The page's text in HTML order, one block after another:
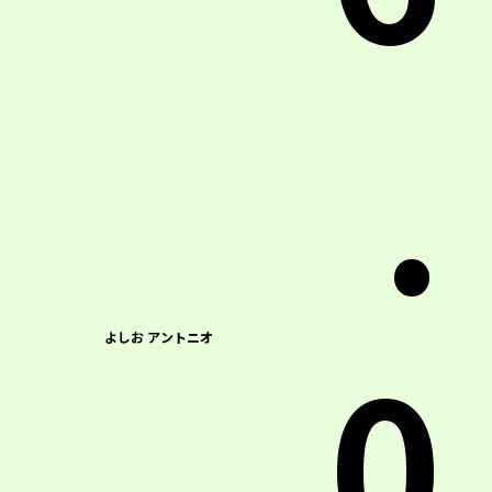
よしお アントニオ
.